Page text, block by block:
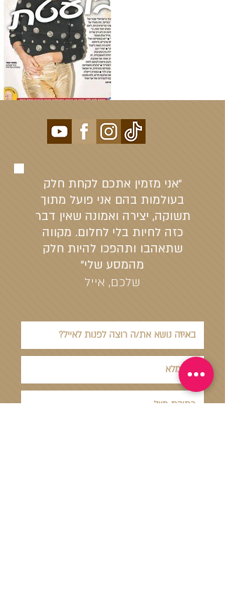
"אני מזמין אתכם לקחת חלק
בעולמות בהם אני פועל מתוך
תשוקה, יצירה ואמונה שאין דבר
כזה לחיות בלי לחלום. מקווה
שתאהבו ותהפכו להיות חלק
מהמסע שלי"
שלכם, אייל